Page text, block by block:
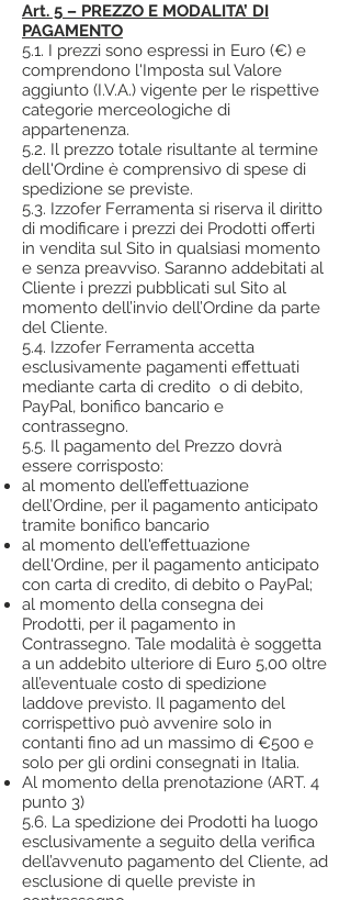
Art. 5 – PREZZO E MODALITA’ DI
PAGAMENTO
5.1. I prezzi sono espressi in Euro (€) e
comprendono l'Imposta sul Valore
aggiunto (I.V.A.) vigente per le rispettive
categorie merceologiche di
appartenenza.
5.2. Il prezzo totale risultante al termine
dell'Ordine è comprensivo di spese di
spedizione se previste.
5.3. Izzofer Ferramenta si riserva il diritto
di modificare i prezzi dei Prodotti offerti
in vendita sul Sito in qualsiasi momento
e senza preavviso. Saranno addebitati al
Cliente i prezzi pubblicati sul Sito al
momento dell’invio dell’Ordine da parte
del Cliente.
5.4. Izzofer Ferramenta accetta
esclusivamente pagamenti effettuati
mediante carta di credito o di debito,
PayPal, bonifico bancario e
contrassegno.
5.5. Il pagamento del Prezzo dovrà
essere corrisposto:
al momento dell’effettuazione
dell’Ordine, per il pagamento anticipato
tramite bonifico bancario
al momento dell'effettuazione
dell'Ordine, per il pagamento anticipato
con carta di credito, di debito o PayPal;
al momento della consegna dei
Prodotti, per il pagamento in
Contrassegno. Tale modalità è soggetta
a un addebito ulteriore di Euro 5,00 oltre
all’eventuale costo di spedizione
laddove previsto. Il pagamento del
corrispettivo può avvenire solo in
contanti fino ad un massimo di €500 e
solo per gli ordini consegnati in Italia.
Al momento della prenotazione (ART. 4
punto 3)
5.6. La spedizione dei Prodotti ha luogo
esclusivamente a seguito della verifica
dell’avvenuto pagamento del Cliente, ad
esclusione di quelle previste in